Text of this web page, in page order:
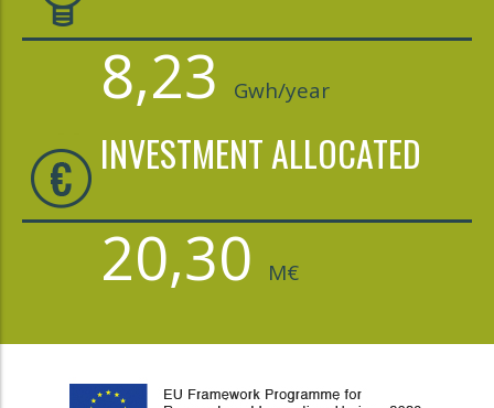
8,23 Gwh/year
INVESTMENT ALLOCATED
20,30 M€